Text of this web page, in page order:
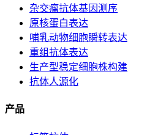
杂交瘤抗体基因测序
原核蛋白表达
哺乳动物细胞瞬转表达
重组抗体表达
生产型稳定细胞株构建
抗体人源化
产品